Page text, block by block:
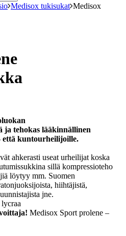
Medisox tukisukat Medisox
ja tehokas lääkinnällinen
että kuntourheilijoille.
ahkerasti useat urheilijat koska
sillä kompressioteho
löytyy mm. Suomen
hiihtäjistä,
jne.
Medisox Sport prolene –